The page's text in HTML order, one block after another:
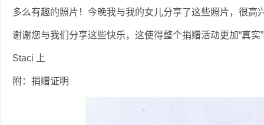
多么有趣的照片！今晚我与我的女儿分享了这些照片，很高
谢谢您与我们分享这些快乐，这使得整个捐赠活动更加“真实
Staci 上
附：捐赠证明